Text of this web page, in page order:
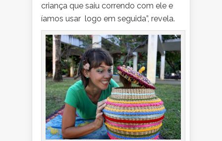
criança que saiu correndo com ele e
íamos usar logo em seguida”, revela.